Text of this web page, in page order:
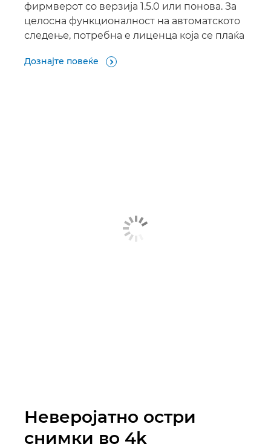
фирмверот со верзија 1.5.0 или понова. За
целосна функционалност на автоматското
следење, потребна е лиценца која се плаќа
Дознајте повеќе 
Неверојатно остри
снимки во 4k